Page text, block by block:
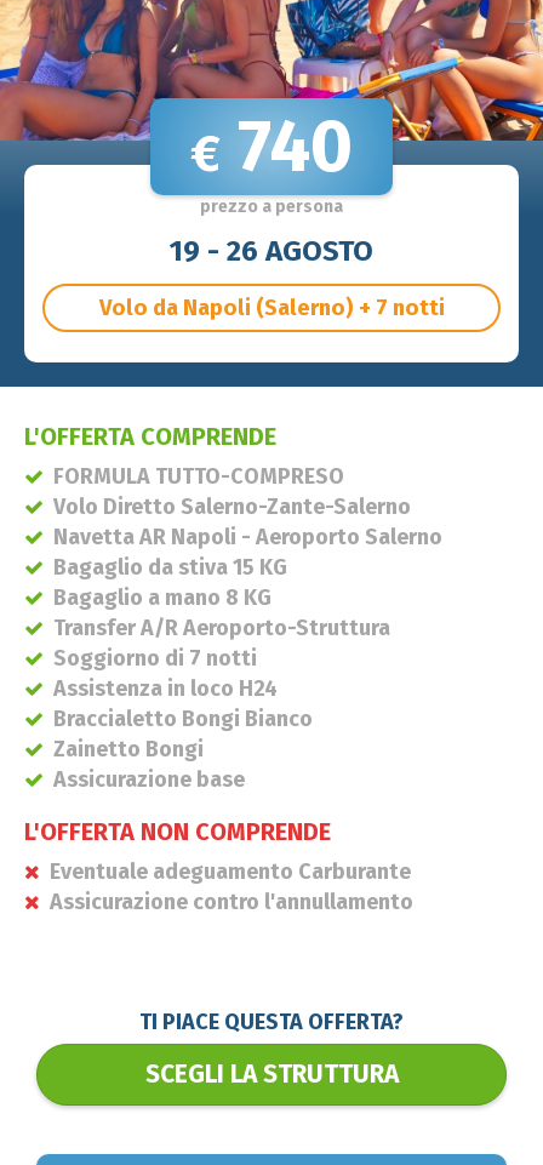
€ 740
prezzo a persona
19 - 26 AGOSTO
Volo da Napoli (Salerno) + 7 notti
L'OFFERTA COMPRENDE
FORMULA TUTTO-COMPRESO
Volo Diretto Salerno-Zante-Salerno
Navetta AR Napoli - Aeroporto Salerno
Bagaglio da stiva 15 KG
Bagaglio a mano 8 KG
Transfer A/R Aeroporto-Struttura
Soggiorno di 7 notti
Assistenza in loco H24
Braccialetto Bongi Bianco
Zainetto Bongi
Assicurazione base
L'OFFERTA NON COMPRENDE
Eventuale adeguamento Carburante
Assicurazione contro l'annullamento
TI PIACE QUESTA OFFERTA?
SCEGLI LA STRUTTURA